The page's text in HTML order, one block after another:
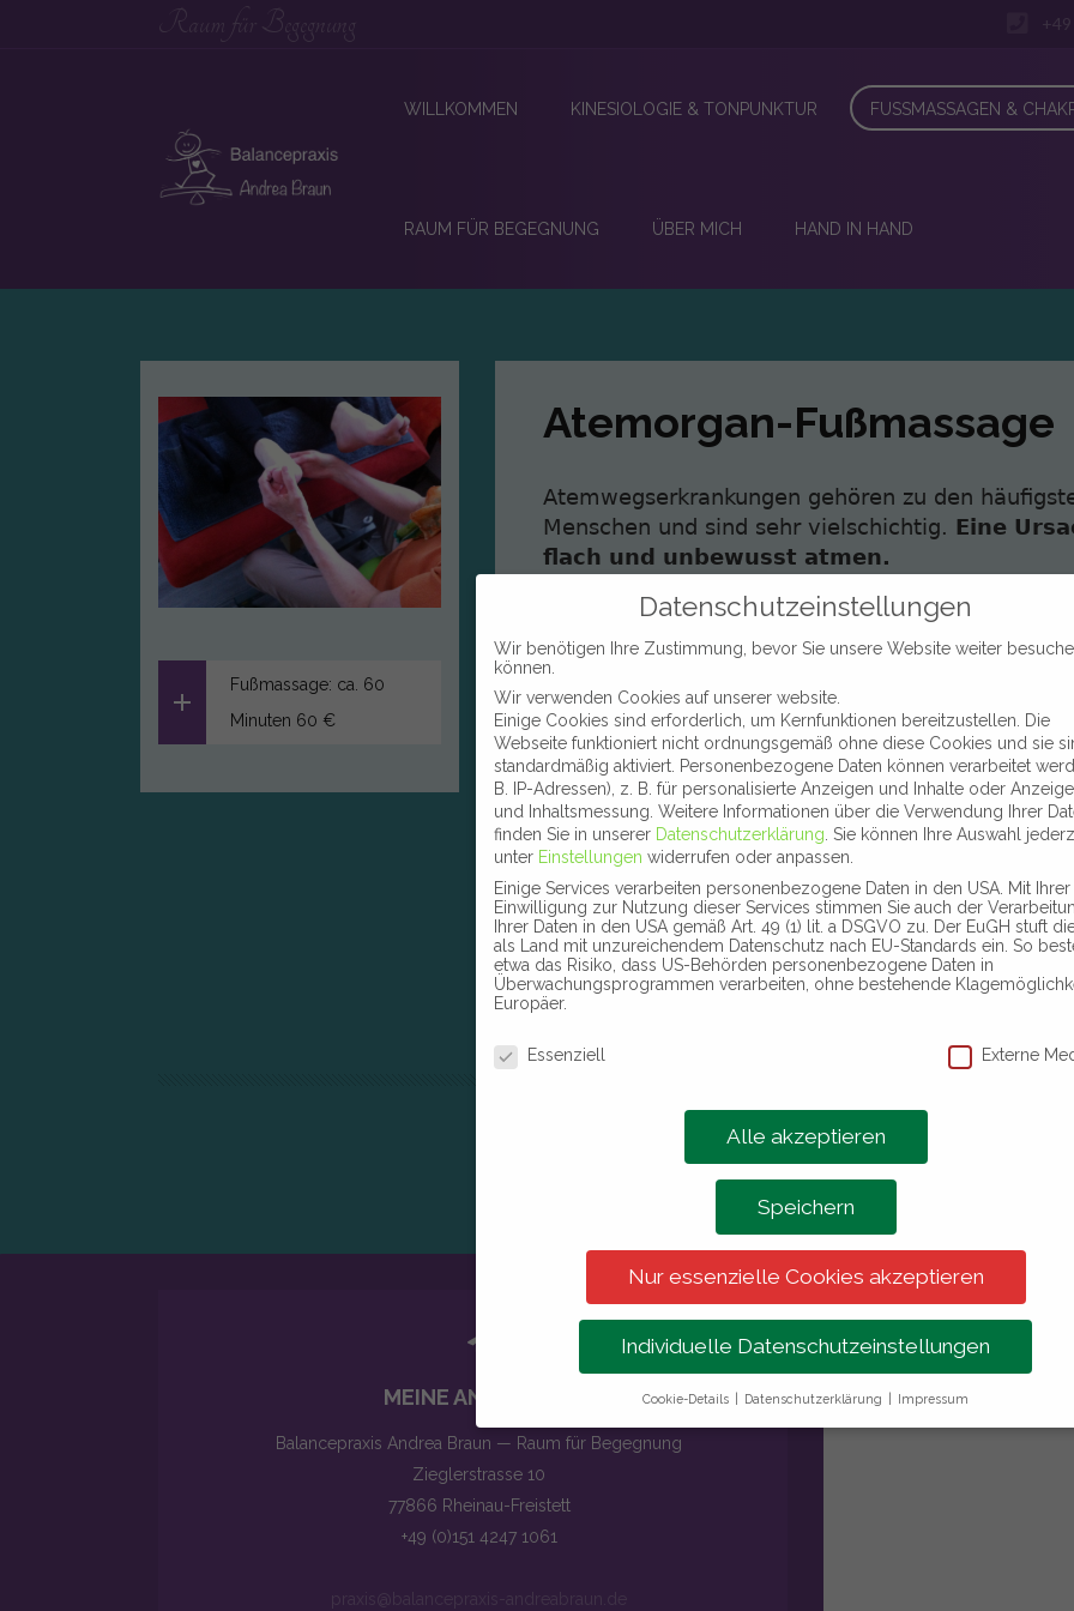
Raum für Begegnung
WILLKOMMEN KINESIOLOGIE & TONPUNKTUR FUSSMASSAGEN &
RAUM FÜR BEGEGNUNG ÜBER MICH HAND IN HAND
Fußmassage: ca. 60
Minuten 60 €
Atemorgan-Fußmassage
Atemwegserkrankungen gehören zu den
Menschen und sind sehr vielschichtig. Eine
flach und unbewusst atmen.
Atemorgan-Fußmassagewird die
durchgeführt.
gepaart mit gleichzeitigen aktiven, tiefen
des Klienten, werden alle Bereiche des
der Energiefluss wird angeregt.
Diese Fußmassage kann vor allem in der
sein und vorbeugend Erkältungskrankheiten
und therapeutisch der Nasen-Rachen-Raum,
beeinflusst werden. Zudem können durch
der Lunge und des Zwerchfells
Tieferes und bewussteres Atmen wird
Fußmassage ist gerade jetzt sehr
Auch eine schöne Geschenkidee für einen lieben
MEINE ANSCHRIFT
Balancepraxis Andrea Braun — Raum für Begegnung
Zieglerstrasse 10
77866 Rheinau-Freistett
+49 (0)151 4247 1061
praxis@balancepraxis-andreabraun.de
Datenschutzeinstellungen
Wir benötigen Ihre Zustimmung, bevor Sie unsere Website weiter
können.
Wir verwenden Cookies auf unserer website.
Einige Cookies sind erforderlich, um Kernfunktionen bereitzustellen. Die
Webseite funktioniert nicht ordnungsgemäß ohne diese Cookies und sie
standardmäßig aktiviert. Personenbezogene Daten können verarbeitet
B. IP-Adressen), z. B. für personalisierte Anzeigen und Inhalte oder
und Inhaltsmessung. Weitere Informationen über die Verwendung Ihrer
finden Sie in unserer Datenschutzerklärung Sie können Ihre Auswahl
unter Einstellungen widerrufen oder anpassen.
Einige Services verarbeiten personenbezogene Daten in den USA. Mit Ihrer
Einwilligung zur Nutzung dieser Services stimmen Sie auch der
Ihrer Daten in den USA gemäß Art. 49 (1) lit. a DSGVO zu. Der EuGH stuft
als Land mit unzureichendem Datenschutz nach EU-Standards ein. So
etwa das Risiko, dass US-Behörden personenbezogene Daten in
Überwachungsprogrammen verarbeiten, ohne bestehende
Europäer.
Essenziell
Externe
Alle akzeptieren
Speichern
Nur essenzielle Cookies akzeptieren
Individuelle Datenschutzeinstellungen
Cookie-Details Datenschutzerklärung Impressum
Datenschutzeinstellungen
Wir verwenden Cookies auf unserer website.
Webseite funktioniert nicht ordnungsgemäß ohne diese Cookies und sie
standardmäßig aktiviert.
finden Sie in unserer